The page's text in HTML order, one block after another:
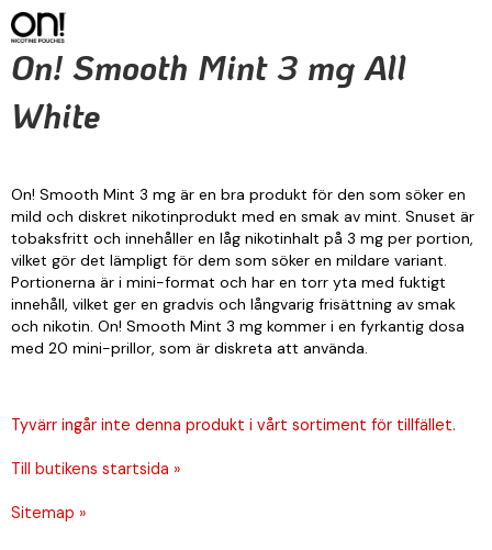
On! Smooth Mint 3 mg All
White
On! Smooth Mint 3 mg är en bra produkt för den som söker en
mild och diskret nikotinprodukt med en smak av mint. Snuset är
tobaksfritt och innehåller en låg nikotinhalt på 3 mg per portion,
vilket gör det lämpligt för dem som söker en mildare variant.
Portionerna är i mini-format och har en torr yta med fuktigt
innehåll, vilket ger en gradvis och långvarig frisättning av smak
och nikotin. On! Smooth Mint 3 mg kommer i en fyrkantig dosa
med 20 mini-prillor, som är diskreta att använda.
Tyvärr ingår inte denna produkt i vårt sortiment för tillfället.
Till butikens startsida »
Sitemap »